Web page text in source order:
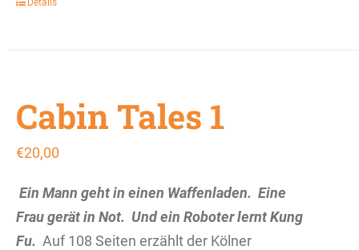
Details
Cabin Tales 1
€20,00
Ein Mann geht in einen Waffenladen. Eine
Frau gerät in Not. Und ein Roboter lernt Kung
Fu. Auf 108 Seiten erzählt der Kölner